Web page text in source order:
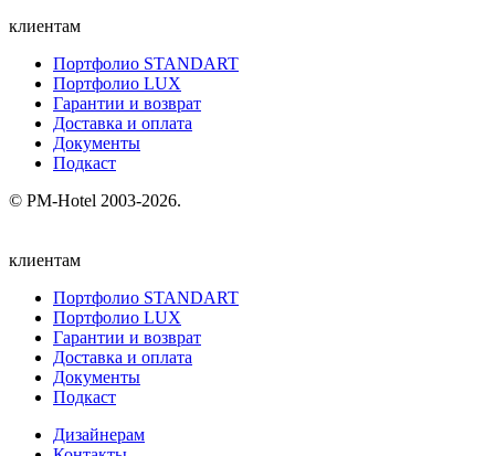
клиентам
Портфолио STANDART
Портфолио LUX
Гарантии и возврат
Доставка и оплата
Документы
Подкаст
© PM-Hotel 2003-2026.
клиентам
Портфолио STANDART
Портфолио LUX
Гарантии и возврат
Доставка и оплата
Документы
Подкаст
Дизайнерам